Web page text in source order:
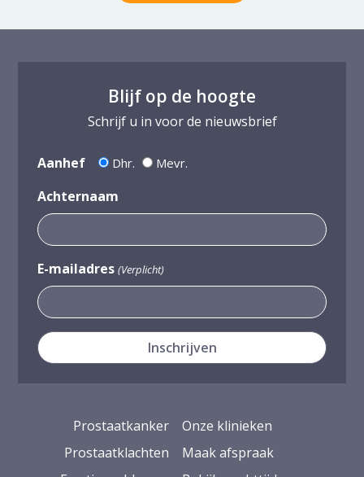
Blijf op de hoogte
Schrijf u in voor de nieuwsbrief
Aanhef Dhr. Mevr.
Achternaam
E-mailadres (Verplicht)
Prostaatkanker
Prostaatklachten
Onze klinieken
Maak afspraak